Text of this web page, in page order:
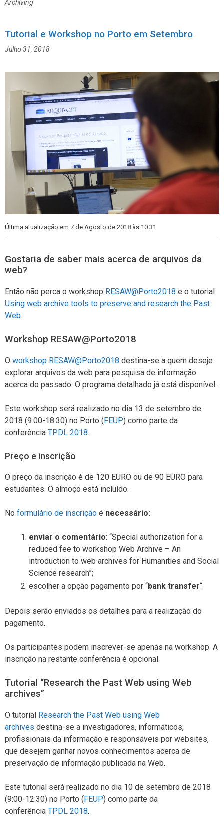
r
i
s
u
t
s
Archiving
Tutorial e Workshop no Porto em Setembro
Julho 31, 2018
Última atualização em 7 de Agosto de 2018 às 10:31
Gostaria de saber mais acerca de arquivos da
web?
Então não perca o workshop RESAW@Porto2018 e o tutorial
Using web archive tools to preserve and research the Past
Web.
Workshop RESAW@Porto2018
O workshop RESAW@Porto2018 destina-se a quem deseje
explorar arquivos da web para pesquisa de informação
acerca do passado. O programa detalhado já está disponível.
Este workshop será realizado no dia 13 de setembro de
2018 (9:00-18:30) no Porto ( FEUP) como parte da
conferência TPDL 2018.
Preço e inscrição
O preço da inscrição é de 120 EURO ou de 90 EURO para
estudantes. O almoço está incluído.
No formulário de inscrição é necessário:
enviar o comentário: “Special authorization for a
reduced fee to workshop Web Archive – An
introduction to web archives for Humanities and Social
Science research”;
escolher a opção pagamento por “bank transfer“.
Depois serão enviados os detalhes para a realização do
pagamento.
Os participantes podem inscrever-se apenas na workshop. A
inscrição na restante conferência é opcional.
Tutorial “Research the Past Web using Web
archives”
O tutorial Research the Past Web using Web
archives destina-se a investigadores, informáticos,
profissionais da informação e responsáveis por websites,
que desejem ganhar novos conhecimentos acerca de
preservação de informação publicada na Web.
Este tutorial será realizado no dia 10 de setembro de 2018
(9:00-12:30) no Porto ( FEUP) como parte da
conferência TPDL 2018.